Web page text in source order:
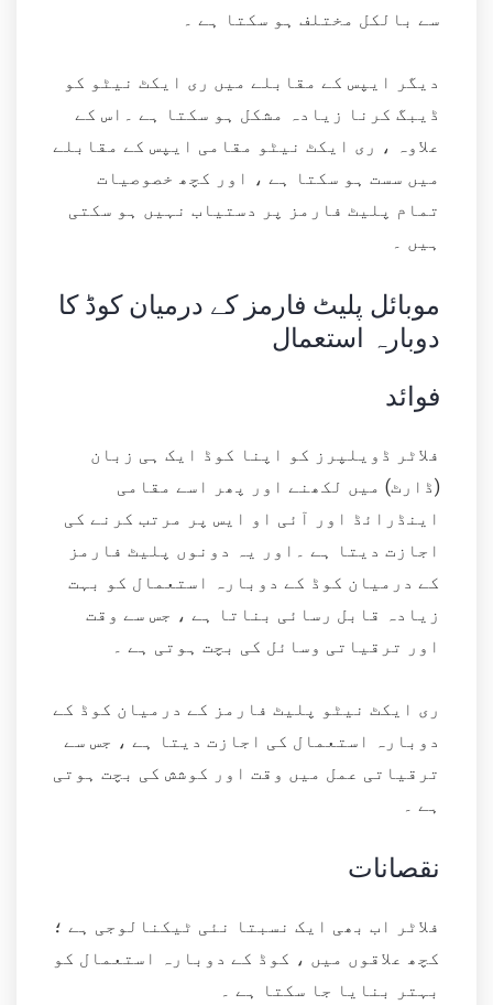
سے بالکل مختلف ہو سکتا ہے ۔
دیگر ایپس کے مقابلے میں ری ایکٹ نیٹو کو
ڈیبگ کرنا زیادہ مشکل ہو سکتا ہے ۔اس کے
علاوہ ، ری ایکٹ نیٹو مقامی ایپس کے مقابلے
میں سست ہو سکتا ہے ، اور کچھ خصوصیات
تمام پلیٹ فارمز پر دستیاب نہیں ہو سکتی
ہیں ۔
موبائل پلیٹ فارمز کے درمیان کوڈ کا
دوبارہ استعمال
فوائد
فلاٹر ڈویلپرز کو اپنا کوڈ ایک ہی زبان
(ڈارٹ) میں لکھنے اور پھر اسے مقامی
اینڈرائڈ اور آئی او ایس پر مرتب کرنے کی
اجازت دیتا ہے ۔اور یہ دونوں پلیٹ فارمز
کے درمیان کوڈ کے دوبارہ استعمال کو بہت
زیادہ قابل رسائی بناتا ہے ، جس سے وقت
اور ترقیاتی وسائل کی بچت ہوتی ہے ۔
ری ایکٹ نیٹو پلیٹ فارمز کے درمیان کوڈ کے
دوبارہ استعمال کی اجازت دیتا ہے ، جس سے
ترقیاتی عمل میں وقت اور کوشش کی بچت ہوتی
ہے ۔
نقصانات
فلاٹر اب بھی ایک نسبتا نئی ٹیکنالوجی ہے ؛
کچھ علاقوں میں ، کوڈ کے دوبارہ استعمال کو
بہتر بنایا جا سکتا ہے ۔